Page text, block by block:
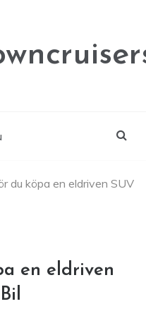
du köpa en eldriven SUV
en eldriven